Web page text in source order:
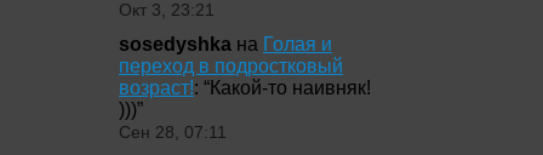
Окт 3, 23:21
sosedyshka на Голая и
переход в подростковый
возраст!: “Какой-то наивняк!
)))”
Сен 28, 07:11